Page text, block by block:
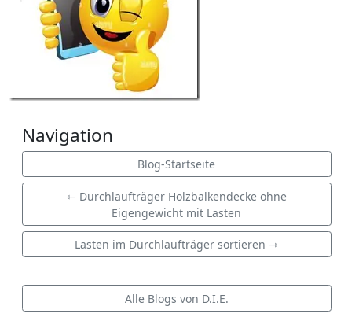
Navigation
Blog-Startseite
⇽ Durchlaufträger Holzbalkendecke ohne
Eigengewicht mit Lasten
Lasten im Durchlaufträger sortieren ⇾
Alle Blogs von D.I.E.